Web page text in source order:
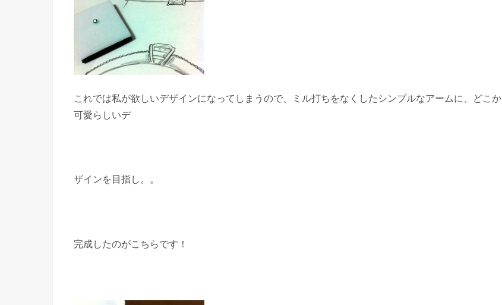
これでは私が欲しいデザインになってしまうので、ミル打ちをなくしたシンプルなアームに、どこか
可愛らしいデ
ザインを目指し。。
完成したのがこちらです！